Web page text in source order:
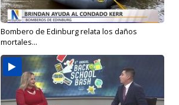
Bombero de Edinburg relata los daños
mortales...